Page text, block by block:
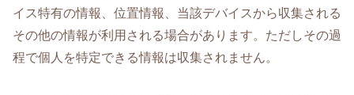
イス特有の情報、位置情報、当該デバイスから収集される
その他の情報が利用される場合があります。ただしその過
程で個人を特定できる情報は収集されません。